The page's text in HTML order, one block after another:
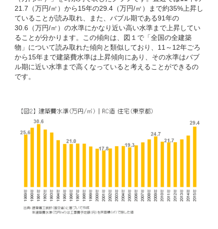
21.7（万円/㎡）から15年の29.4（万円/㎡）まで約35%上昇し
ていることが読み取れ、また、バブル期である91年の
30.6（万円/㎡）の水準にかなり近い高い水準まで上昇してい
ることが分かります。この傾向は、図１で「全国の全建築
物」について読み取れた傾向と類似しており、11～12年ごろ
から15年まで建築費水準は上昇傾向にあり、その水準はバブ
ル期に近い水準まで高くなっていると考えることができるの
です。